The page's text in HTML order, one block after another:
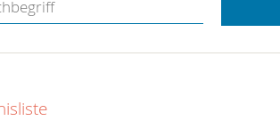
Hotline.
gerne.